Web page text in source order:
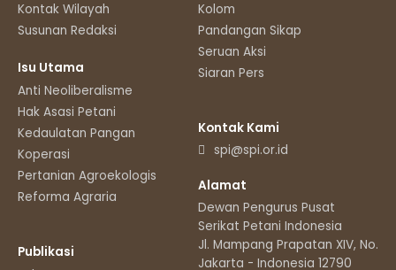
Kontak Wilayah
Susunan Redaksi
Isu Utama
Anti Neoliberalisme
Hak Asasi Petani
Kedaulatan Pangan
Koperasi
Pertanian Agroekologis
Reforma Agraria
Publikasi
Kolom
Pandangan Sikap
Seruan Aksi
Siaran Pers
Kontak Kami
spi@spi.or.id
Alamat
Dewan Pengurus Pusat
Serikat Petani Indonesia
Jl. Mampang Prapatan XIV, No.11
Jakarta - Indonesia 12790